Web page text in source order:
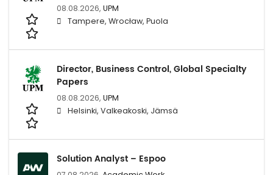
08.08.2026, UPM
Tampere, Wrocław, Puola
Director, Business Control, Global Specialty
Papers
08.08.2026, UPM
Helsinki, Valkeakoski, Jämsä
Solution Analyst – Espoo